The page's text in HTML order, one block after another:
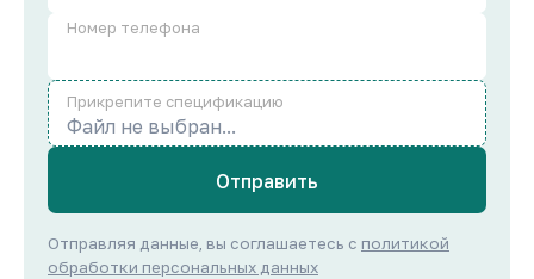
Номер телефона
Прикрепите спецификацию
Файл не выбран...
Отправить
Отправляя данные, вы соглашаетесь с политикой
обработки персональных данных